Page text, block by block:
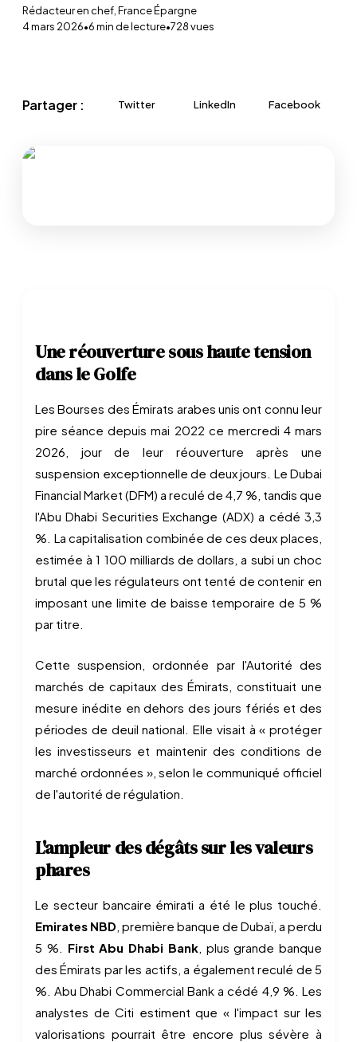
Rédacteur en chef, France Épargne
4 mars 2026•6min de lecture•728vues
Partager : Twitter LinkedIn Facebook
Une réouverture sous haute tension
dans le Golfe
Les Bourses des Émirats arabes unis ont connu leur
pire séance depuis mai 2022 ce mercredi 4 mars
2026, jour de leur réouverture après une
suspension exceptionnelle de deux jours. Le Dubai
Financial Market (DFM) a reculé de 4,7 %, tandis que
l'Abu Dhabi Securities Exchange (ADX) a cédé 3,3
%. La capitalisation combinée de ces deux places,
estimée à 1 100 milliards de dollars, a subi un choc
brutal que les régulateurs ont tenté de contenir en
imposant une limite de baisse temporaire de 5 %
par titre.
Cette suspension, ordonnée par l'Autorité des
marchés de capitaux des Émirats, constituait une
mesure inédite en dehors des jours fériés et des
périodes de deuil national. Elle visait à « protéger
les investisseurs et maintenir des conditions de
marché ordonnées », selon le communiqué officiel
de l'autorité de régulation.
L'ampleur des dégâts sur les valeurs
phares
Le secteur bancaire émirati a été le plus touché.
Emirates NBD, première banque de Dubaï, a perdu
5 %. First Abu Dhabi Bank, plus grande banque
des Émirats par les actifs, a également reculé de 5
%. Abu Dhabi Commercial Bank a cédé 4,9 %. Les
analystes de Citi estiment que « l'impact sur les
valorisations pourrait être encore plus sévère à